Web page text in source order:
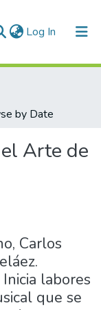
Log In (current)
by Date
Arte de
Carlos
labores
que se